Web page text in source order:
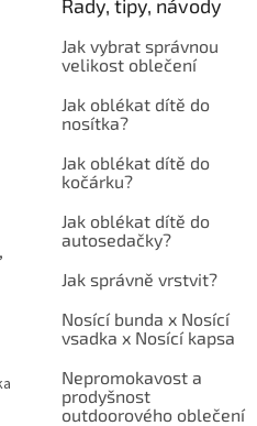
Rady, tipy, návody
Jak vybrat správnou
velikost oblečení
Jak oblékat dítě do
nosítka?
Jak oblékat dítě do
kočárku?
Jak oblékat dítě do
autosedačky?
Jak správně vrstvit?
Nosící bunda x Nosící
vsadka x Nosící kapsa
Nepromokavost a
prodyšnost
outdoorového oblečení